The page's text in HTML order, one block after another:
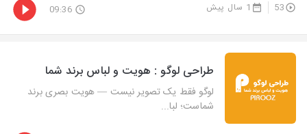
53 1 سال پیش 09:36
طراحی لوگو : هویت و لباس برند شما
لوگو فقط یک تصویر نیست — هویت بصری برند
شماست؛ لبا...